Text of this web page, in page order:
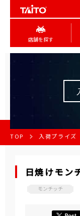
店舗を探す
TOP 入荷プライズ
日焼けモン
モンチッチ